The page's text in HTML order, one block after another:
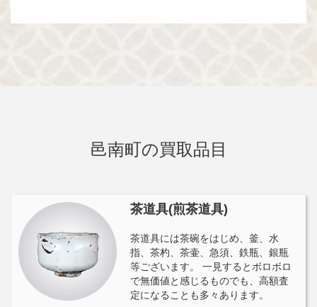
邑南町の買取品目
茶道具(煎茶道具)
茶道具には茶碗をはじめ、釜、水
指、茶杓、茶壷、急須、鉄瓶、銀瓶
等ございます。 一見するとボロボロ
で無価値と感じるものでも、高額査
定になることも多々あります。